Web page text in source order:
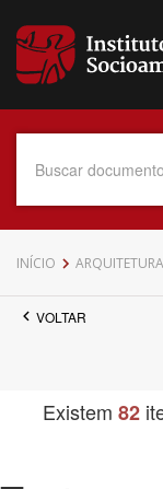
para
conteúdo
Data do Documento
INÍCIO ARQUITETURA
VOLTAR
Existem 82